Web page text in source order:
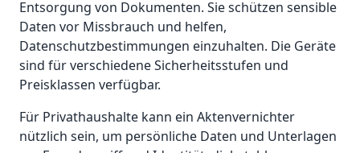
Entsorgung von Dokumenten. Sie schützen sensible
Daten vor Missbrauch und helfen,
Datenschutzbestimmungen einzuhalten. Die Geräte
sind für verschiedene Sicherheitsstufen und
Preisklassen verfügbar.
Für Privathaushalte kann ein Aktenvernichter
nützlich sein, um persönliche Daten und Unterlagen